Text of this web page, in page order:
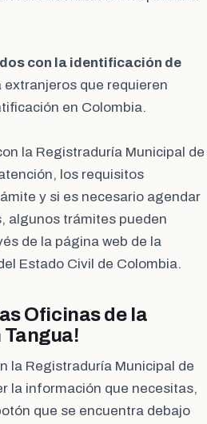
con la identificación de
extranjeros que requieren
en Colombia.
la Registraduría Municipal de
los requisitos
y si es necesario agendar
algunos trámites pueden
de la página web de la
Estado Civil de Colombia.
Oficinas de la
la Registraduría Municipal de
la información que necesitas,
que se encuentra debajo